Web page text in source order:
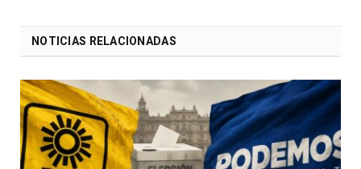
NOTICIAS RELACIONADAS